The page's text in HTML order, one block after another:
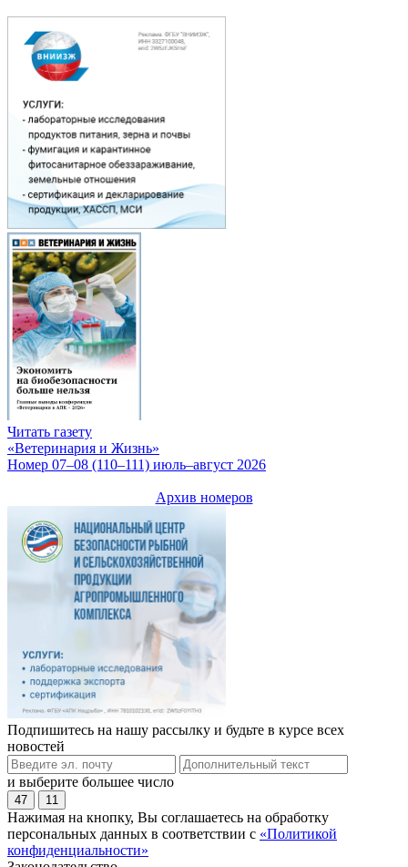
Читать газету
«Ветеринария и Жизнь»
Номер 07–08 (110–111) июль–август 2026
Архив номеров
Подпишитесь на нашу рассылку и будьте в курсе всех
новостей
и выберите большее число
47 11
Нажимая на кнопку, Вы соглашаетесь на обработку
персональных данных в соответствии с «Политикой
конфиденциальности»